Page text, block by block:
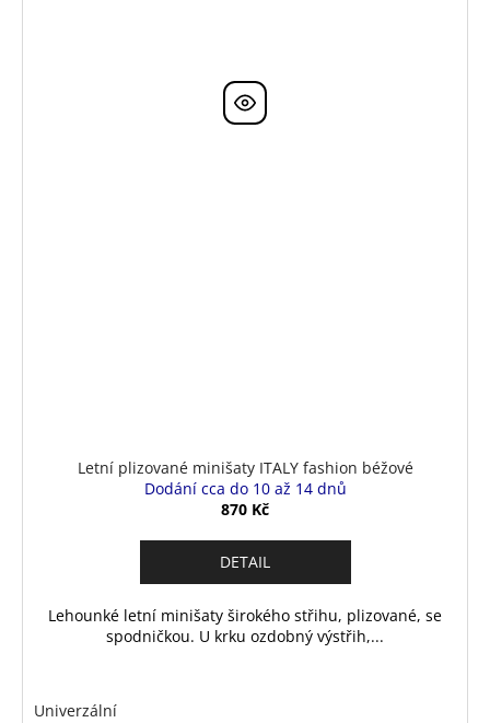
Letní plizované minišaty ITALY fashion béžové
Dodání cca do 10 až 14 dnů
870 Kč
DETAIL
Lehounké letní minišaty širokého střihu, plizované, se
spodničkou. U krku ozdobný výstřih,...
Univerzální